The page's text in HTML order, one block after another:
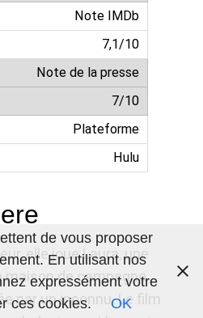
Note IMDb
7,1/10
Note de la presse
7/10
Plateforme
Hulu
elle joue Laura, une
maison de campagne
par un inconnu. Le film
de vous proposer
En utilisant nos
expressément votre
ces cookies.
OK